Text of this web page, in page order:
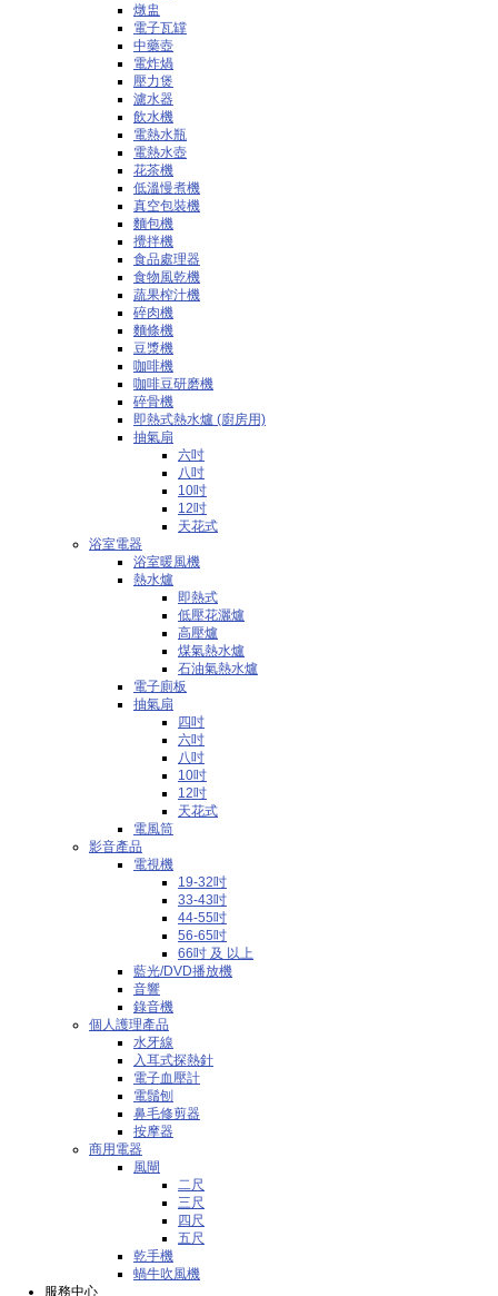
燉盅
電子瓦罉
中藥壺
電炸煱
壓力煲
濾水器
飲水機
電熱水瓶
電熱水壺
花茶機
低溫慢煮機
真空包裝機
麵包機
攪拌機
食品處理器
食物風乾機
蔬果榨汁機
碎肉機
麵條機
豆漿機
咖啡機
咖啡豆研磨機
碎骨機
即熱式熱水爐 (廚房用)
抽氣扇
六吋
八吋
10吋
12吋
天花式
浴室電器
浴室暖風機
熱水爐
即熱式
低壓花灑爐
高壓爐
煤氣熱水爐
石油氣熱水爐
電子廁板
抽氣扇
四吋
六吋
八吋
10吋
12吋
天花式
電風筒
影音產品
電視機
19-32吋
33-43吋
44-55吋
56-65吋
66吋 及 以上
藍光/DVD播放機
音響
錄音機
個人護理產品
水牙線
入耳式探熱針
電子血壓計
電鬚刨
鼻毛修剪器
按摩器
商用電器
風閘
二尺
三尺
四尺
五尺
乾手機
蝸牛吹風機
服務中心